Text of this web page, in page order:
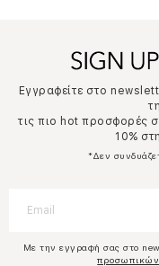
Εγγραφείτε στο
τις πιο hot προσφορές
10%
*Δεν
Με την εγγραφή σας στο